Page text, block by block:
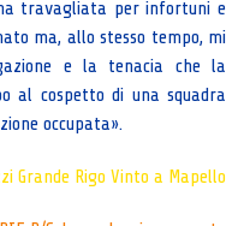
travagliata per infortuni e
ma, allo stesso tempo, mi
e la tenacia che la
al cospetto di una squadra
occupata».
Grande Rigo Vinto a Mapello